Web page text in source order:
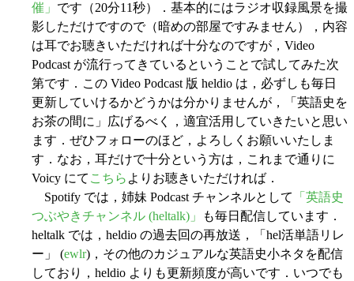
催」 です（20分11秒）．基本的にはラジオ収録風景を撮
影しただけですので（暗めの部屋ですみません），内容
は耳でお聴きいただければ十分なのですが，Video
Podcast が流行ってきているということで試してみた次
第です．この Video Podcast 版 heldio は，必ずしも毎日
更新していけるかどうかは分かりませんが，「英語史を
お茶の間に」広げるべく，適宜活用していきたいと思い
ます．ぜひフォローのほど，よろしくお願いいたしま
す．なお，耳だけで十分という方は，これまで通りに
Voicy にて こちら よりお聴きいただければ．
Spotify では，姉妹 Podcast チャンネルとして
「英語史
つぶやきチャンネル (heltalk)」
も毎日配信しています．
heltalk では，heldio の過去回の再放送，「hel活単語リレ
ー」 (ewlr)，その他のカジュアルな英語史小ネタを配信
しており，heldio よりも更新頻度が高いです．いつでも